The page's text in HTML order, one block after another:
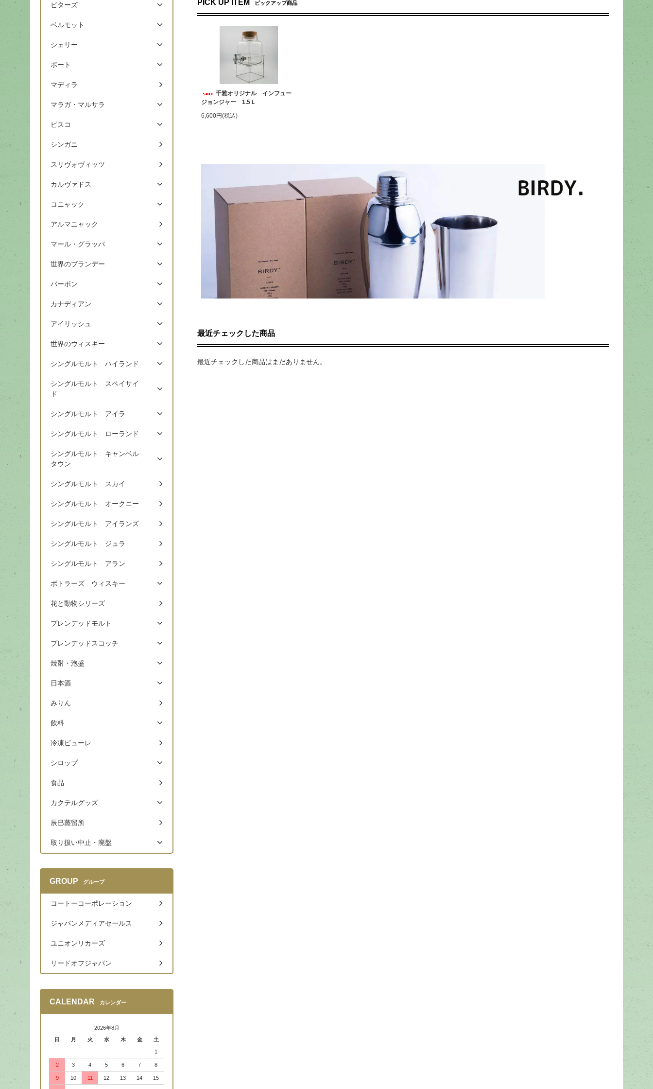
PICK UP ITEM ピックアップ商品
千雅オリジナル インフュー
ジョンジャー 1.5Ｌ
6,600円(税込)
最近チェックした商品
最近チェックした商品はまだありません。
ビターズ
ベルモット
シェリー
ポート
マディラ
マラガ・マルサラ
ピスコ
シンガニ
スリヴォヴィッツ
カルヴァドス
コニャック
アルマニャック
マール・グラッパ
世界のブランデー
バーボン
カナディアン
アイリッシュ
世界のウィスキー
シングルモルト ハイランド
シングルモルト スペイサイ
ド
シングルモルト アイラ
シングルモルト ローランド
シングルモルト キャンベル
タウン
シングルモルト スカイ
シングルモルト オークニー
シングルモルト アイランズ
シングルモルト ジュラ
シングルモルト アラン
ボトラーズ ウィスキー
花と動物シリーズ
ブレンデッドモルト
ブレンデッドスコッチ
焼酎・泡盛
日本酒
みりん
飲料
冷凍ピューレ
シロップ
食品
カクテルグッズ
辰巳蒸留所
取り扱い中止・廃盤
GROUP グループ
コートーコーポレーション
ジャパンメディアセールス
ユニオンリカーズ
リードオフジャパン
CALENDAR カレンダー
2026年8月
日
月 火 水 木 金 土
1
2 3 4 5 6 7 8
9 10 11 12 13 14 15